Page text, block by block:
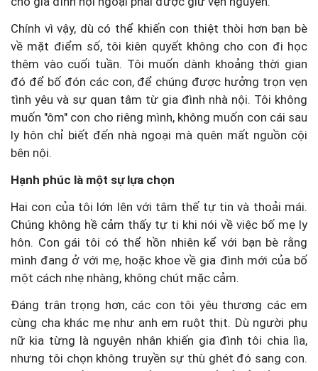
Chính vì vậy, dù có thể khiến con thiệt thòi hơn bạn bè
về mặt điểm số, tôi kiên quyết không cho con đi học
thêm vào cuối tuần. Tôi muốn dành khoảng thời gian
đó để bố đón các con, để chúng được hưởng trọn vẹn
tình yêu và sự quan tâm từ gia đình nhà nội. Tôi không
muốn "ôm" con cho riêng mình, không muốn con cái sau
ly hôn chỉ biết đến nhà ngoại mà quên mất nguồn cội
bên nội.
Hạnh phúc là một sự lựa chọn
Hai con của tôi lớn lên với tâm thế tự tin và thoải mái.
Chúng không hề cảm thấy tự ti khi nói về việc bố mẹ ly
hôn. Con gái tôi có thể hồn nhiên kể với bạn bè rằng
mình đang ở với mẹ, hoặc khoe về gia đình mới của bố
một cách nhẹ nhàng, không chút mặc cảm.
Đáng trân trọng hơn, các con tôi yêu thương các em
cùng cha khác mẹ như anh em ruột thịt. Dù người phụ
nữ kia từng là nguyên nhân khiến gia đình tôi chia lìa,
nhưng tôi chọn không truyền sự thù ghét đó sang con.